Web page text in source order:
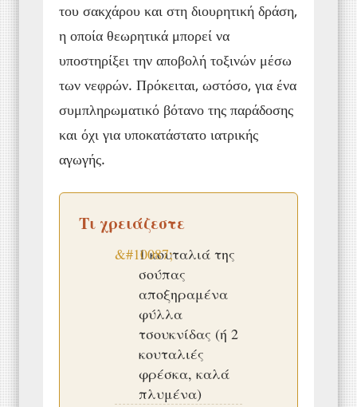
του σακχάρου και στη διουρητική δράση,
η οποία θεωρητικά μπορεί να
υποστηρίξει την αποβολή τοξινών μέσω
των νεφρών. Πρόκειται, ωστόσο, για ένα
συμπληρωματικό βότανο της παράδοσης
και όχι για υποκατάστατο ιατρικής
αγωγής.
Τι χρειάζεστε
1 κουταλιά της
σούπας
αποξηραμένα
φύλλα
τσουκνίδας (ή 2
κουταλιές
φρέσκα, καλά
πλυμένα)